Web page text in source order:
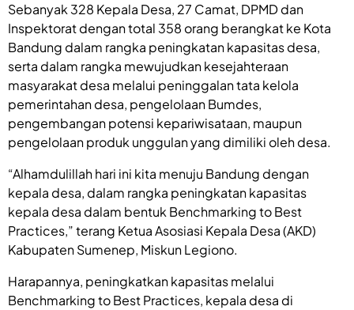
Sebanyak 328 Kepala Desa, 27 Camat, DPMD dan
Inspektorat dengan total 358 orang berangkat ke Kota
Bandung dalam rangka peningkatan kapasitas desa,
serta dalam rangka mewujudkan kesejahteraan
masyarakat desa melalui peninggalan tata kelola
pemerintahan desa, pengelolaan Bumdes,
pengembangan potensi kepariwisataan, maupun
pengelolaan produk unggulan yang dimiliki oleh desa.
“Alhamdulillah hari ini kita menuju Bandung dengan
kepala desa, dalam rangka peningkatan kapasitas
kepala desa dalam bentuk Benchmarking to Best
Practices,” terang Ketua Asosiasi Kepala Desa (AKD)
Kabupaten Sumenep, Miskun Legiono.
Harapannya, peningkatkan kapasitas melalui
Benchmarking to Best Practices, kepala desa di